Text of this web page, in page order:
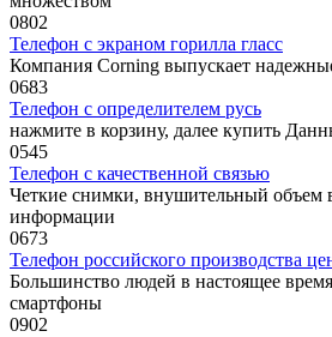
0802
Телефон с экраном горилла гласс
Компания Corning выпускает
0683
Телефон с определителем русь
нажмите в корзину, далее купить
0545
Телефон с качественной связью
Четкие снимки, внушительный объем
информации
0673
Телефон российского производства
Большинство людей в настоящее
смартфоны
0902